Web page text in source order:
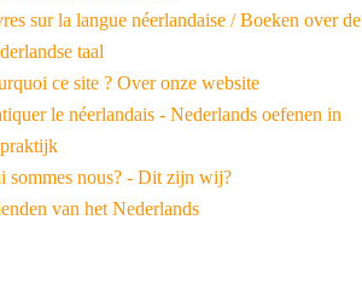
sur la langue néerlandaise / Boeken over de
taal
ce site ? Over onze website
le néerlandais - Nederlands oefenen in
sommes nous? - Dit zijn wij?
van het Nederlands